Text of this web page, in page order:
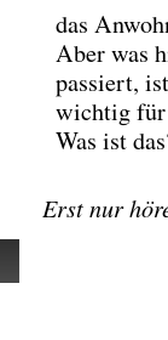
das
Aber was
passiert,
wichtig für
Was ist
Erst nur